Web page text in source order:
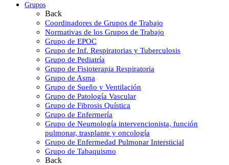
Grupos
Back
Coordinadores de Grupos de Trabajo
Normativas de los Grupos de Trabajo
Grupo de EPOC
Grupo de Inf. Respiratorias y Tuberculosis
Grupo de Pediatría
Grupo de Fisioterapia Respiratoria
Grupo de Asma
Grupo de Sueño y Ventilación
Grupo de Patología Vascular
Grupo de Fibrosis Quística
Grupo de Enfermería
Grupo de Neumología intervencionista, función
pulmonar, trasplante y oncología
Grupo de Enfermedad Pulmonar Intersticial
Grupo de Tabaquismo
Back